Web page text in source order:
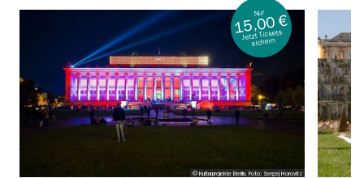
© Kulturprojekte Berlin, Foto: Sergej Horovitz
Nur
15,00 €
Jetzt Tickets
sichern